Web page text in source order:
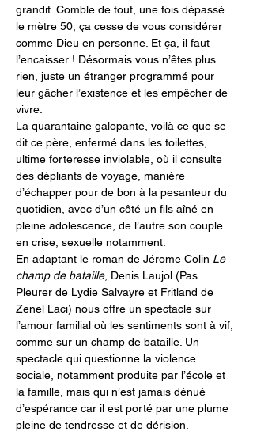
grandit. Comble de tout, une fois dépassé
le mètre 50, ça cesse de vous considérer
comme Dieu en personne. Et ça, il faut
l’encaisser ! Désormais vous n’êtes plus
rien, juste un étranger programmé pour
leur gâcher l’existence et les empêcher de
vivre.
La quarantaine galopante, voilà ce que se
dit ce père, enfermé dans les toilettes,
ultime forteresse inviolable, où il consulte
des dépliants de voyage, manière
d’échapper pour de bon à la pesanteur du
quotidien, avec d’un côté un fils aîné en
pleine adolescence, de l’autre son couple
en crise, sexuelle notamment.
En adaptant le roman de Jérome Colin Le
champ de bataille, Denis Laujol (Pas
Pleurer de Lydie Salvayre et Fritland de
Zenel Laci) nous offre un spectacle sur
l’amour familial où les sentiments sont à vif,
comme sur un champ de bataille. Un
spectacle qui questionne la violence
sociale, notamment produite par l’école et
la famille, mais qui n’est jamais dénué
d’espérance car il est porté par une plume
pleine de tendresse et de dérision.